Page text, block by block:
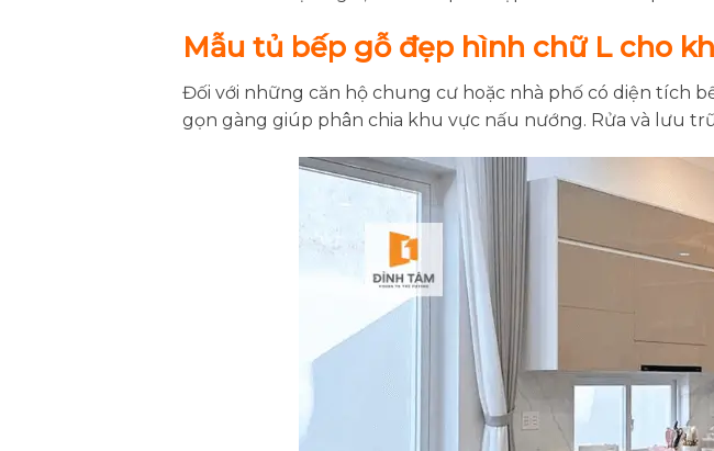
Mẫu tủ bếp gỗ đẹp hình chữ L cho
Đối với những căn hộ chung cư hoặc nhà phố có diện tích
gọn gàng giúp phân chia khu vực nấu nướng. Rửa và lưu